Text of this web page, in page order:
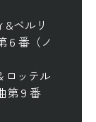
&ベルリ
６番（ノ
ロッテル
第９番